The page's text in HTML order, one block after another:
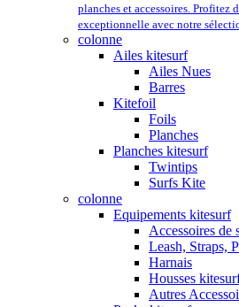
planches et accessoires. Profitez
exceptionnelle avec notre
colonne
Ailes kitesurf
Ailes Nues
Barres
Kitefoil
Foils
Planches
Planches kitesurf
Twintips
Surfs Kite
colonne
Equipements kitesurf
Accessoires de
Leash, Straps,
Harnais
Housses
Autres